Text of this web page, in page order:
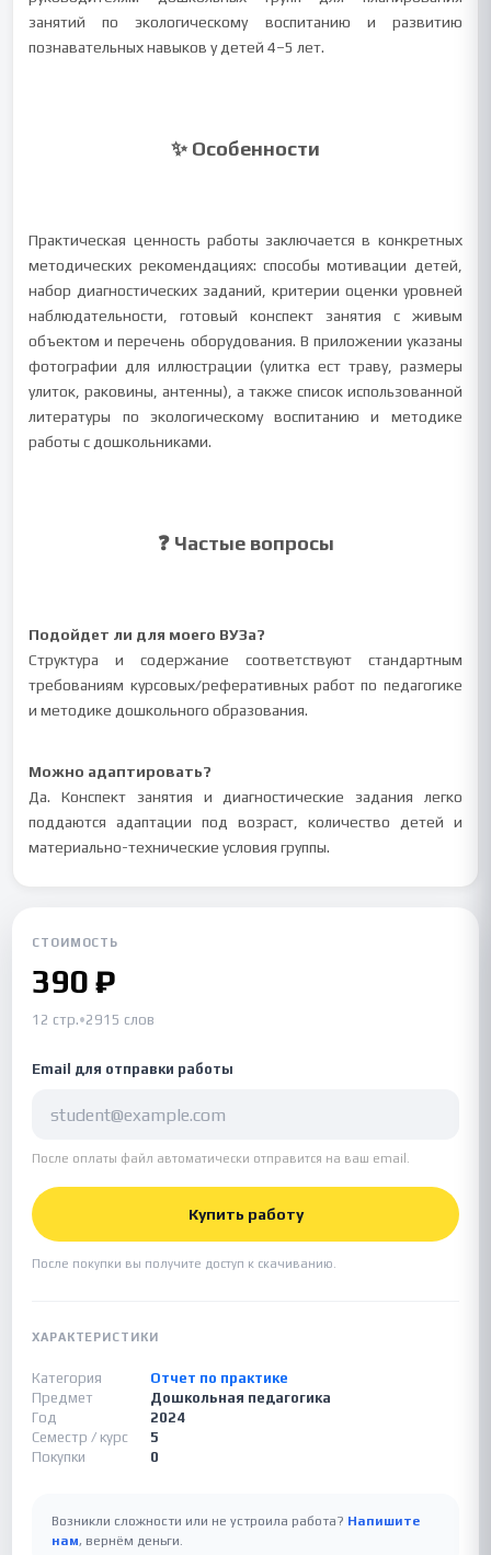
занятий по экологическому воспитанию и развитию
познавательных навыков у детей 4–5 лет.
✨ Особенности
Практическая ценность работы заключается в конкретных
методических рекомендациях: способы мотивации детей,
набор диагностических заданий, критерии оценки уровней
наблюдательности, готовый конспект занятия с живым
объектом и перечень оборудования. В приложении указаны
фотографии для иллюстрации (улитка ест траву, размеры
улиток, раковины, антенны), а также список использованной
литературы по экологическому воспитанию и методике
работы с дошкольниками.
❓ Частые вопросы
Подойдет ли для моего ВУЗа?
Структура и содержание соответствуют стандартным
требованиям курсовых/реферативных работ по педагогике
и методике дошкольного образования.
Можно адаптировать?
Да. Конспект занятия и диагностические задания легко
поддаются адаптации под возраст, количество детей и
материально-технические условия группы.
СТОИМОСТЬ
390 ₽
12 стр.•2915 слов
Email для отправки работы
После оплаты файл автоматически отправится на ваш email.
Купить работу
После покупки вы получите доступ к скачиванию.
ХАРАКТЕРИСТИКИ
Категория
Отчет по практике
Предмет
Дошкольная педагогика
Год
2024
Семестр / курс
5
Покупки
0
Возникли сложности или не устроила работа? Напишите
нам, вернём деньги.